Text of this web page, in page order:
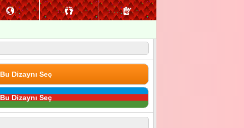
Bu Dizaynı Seç
Bu Dizaynı Seç